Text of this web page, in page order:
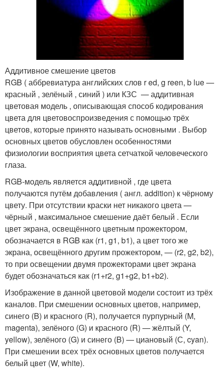
Аддитивное смешение цветов
RGB ( аббревиатура английских слов r ed, g reen, b lue —
красный , зелёный , синий ) или КЗС — аддитивная
цветовая модель , описывающая способ кодирования
цвета для цветовоспроизведения с помощью трёх
цветов, которые принято называть основными . Выбор
основных цветов обусловлен особенностями
физиологии восприятия цвета сетчаткой человеческого
глаза.
RGB-модель является аддитивной , где цвета
получаются путём добавления ( англ. addition) к чёрному
цвету. При отсутствии краски нет никакого цвета —
чёрный , максимальное смешение даёт белый . Если
цвет экрана, освещённого цветным прожектором,
обозначается в RGB как (r1, g1, b1), а цвет того же
экрана, освещённого другим прожектором, — (r2, g2, b2),
то при освещении двумя прожекторами цвет экрана
будет обозначаться как (r1+r2, g1+g2, b1+b2).
Изображение в данной цветовой модели состоит из трёх
каналов. При смешении основных цветов, например,
синего (B) и красного (R), получается пурпурный (M,
magenta), зелёного (G) и красного (R) — жёлтый (Y,
yellow), зелёного (G) и синего (B) — циановый (С, cyan).
При смешении всех трёх основных цветов получается
белый цвет (W, white).